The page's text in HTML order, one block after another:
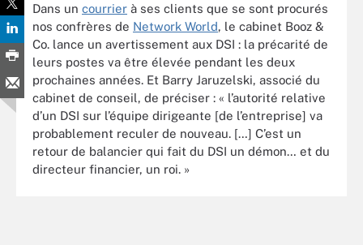
Dans un courrier à ses clients que se sont procurés
nos confrères de Network World, le cabinet Booz &
Co. lance un avertissement aux DSI : la précarité de
leurs postes va être élevée pendant les deux
prochaines années. Et Barry Jaruzelski, associé du
cabinet de conseil, de préciser : « l’autorité relative
d’un DSI sur l’équipe dirigeante [de l’entreprise] va
probablement reculer de nouveau. […] C’est un
retour de balancier qui fait du DSI un démon… et du
directeur financier, un roi. »